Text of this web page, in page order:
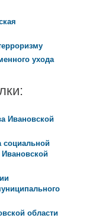
ухода
Ивановской
социальной
области